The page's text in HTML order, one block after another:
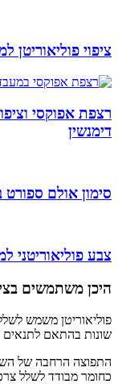
ציפוי
רצפת אפוקסי
דימנשין
סימון אולם
צבע פוליאוריטני
היכן משתמשים
פוליאוריטן משמש
שונות בהתאם לתנאים
התפוצה הרחבה של
כחומר מבודד לשלל